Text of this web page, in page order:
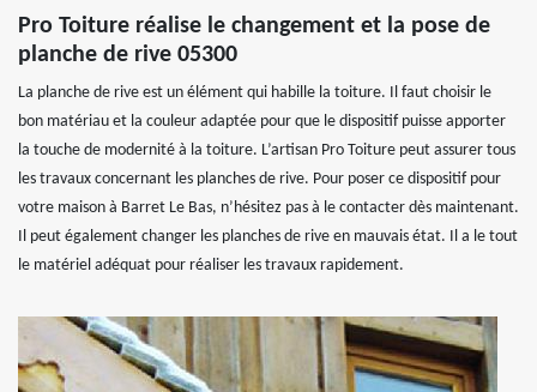
Pro Toiture réalise le changement et la pose de
planche de rive 05300
La planche de rive est un élément qui habille la toiture. Il faut choisir le
bon matériau et la couleur adaptée pour que le dispositif puisse apporter
la touche de modernité à la toiture. L’artisan Pro Toiture peut assurer tous
les travaux concernant les planches de rive. Pour poser ce dispositif pour
votre maison à Barret Le Bas, n’hésitez pas à le contacter dès maintenant.
Il peut également changer les planches de rive en mauvais état. Il a le tout
le matériel adéquat pour réaliser les travaux rapidement.